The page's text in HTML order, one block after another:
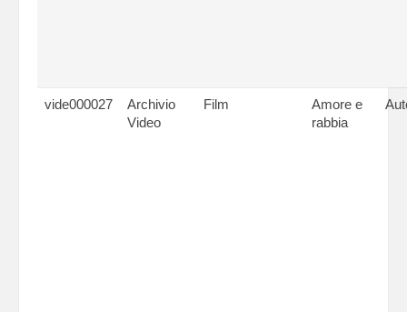
vide000027
Archivio
Video
Film
Amore e
rabbia